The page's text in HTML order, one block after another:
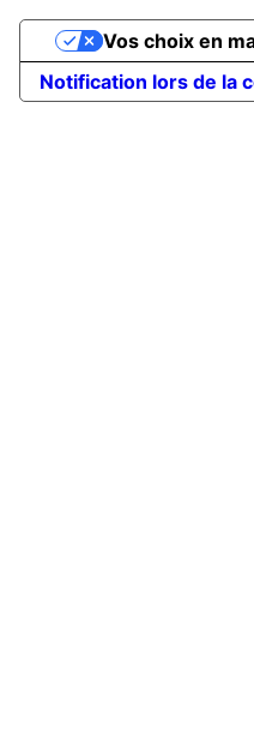
Notification lors de la
Vos choix en